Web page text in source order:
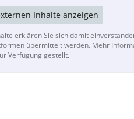
Inhalte anzeigen
erklären Sie sich damit
übermittelt werden. Mehr
Verfügung gestellt.